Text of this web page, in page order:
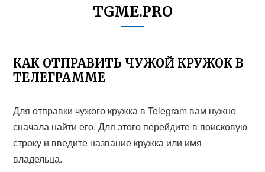
TGME.PRO
КАК ОТПРАВИТЬ ЧУЖОЙ КРУЖОК В
ТЕЛЕГРАММЕ
Для отправки чужого кружка в Telegram вам нужно
сначала найти его. Для этого перейдите в поисковую
строку и введите название кружка или имя
владельца.